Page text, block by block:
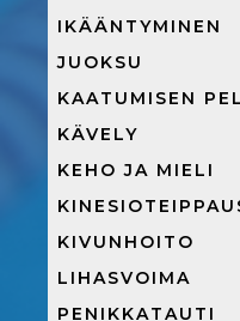
IKÄÄNTYMINEN
JUOKSU
KAATUMISEN
KÄVELY
KEHO JA MIELI
KIVUNHOITO
LIHASVOIMA
PENIKKATAUTI